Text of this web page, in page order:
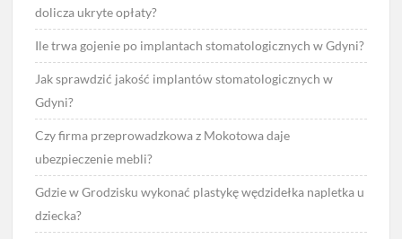
dolicza ukryte opłaty?
Ile trwa gojenie po implantach stomatologicznych w Gdyni?
Jak sprawdzić jakość implantów stomatologicznych w
Gdyni?
Czy firma przeprowadzkowa z Mokotowa daje
ubezpieczenie mebli?
Gdzie w Grodzisku wykonać plastykę wędzidełka napletka u
dziecka?